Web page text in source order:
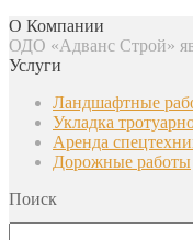
О Компании
ОДО «Адванс Строй»
Услуги
Ландшафтные
Укладка
Аренда
Дорожные работы
Поиск